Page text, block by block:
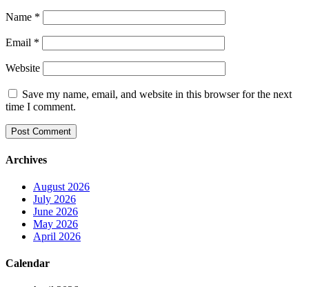
Name *
Email *
Website
Save my name, email, and website in this browser for the next
time I comment.
Archives
August 2026
July 2026
June 2026
May 2026
April 2026
Calendar